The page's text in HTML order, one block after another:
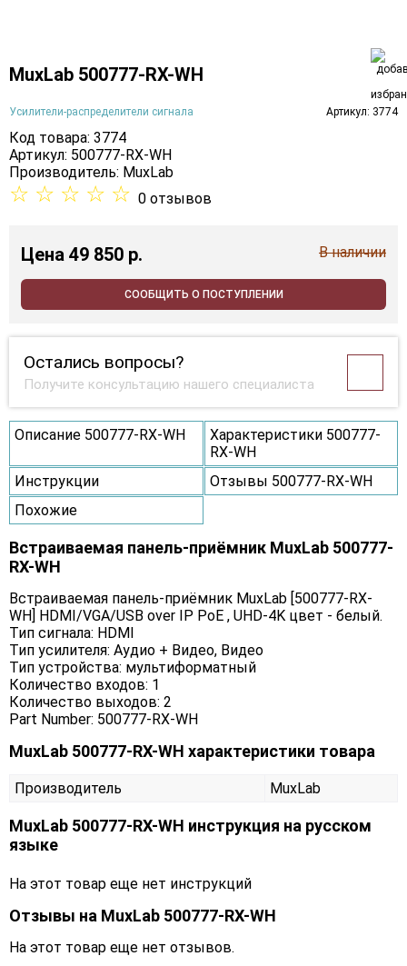
MuxLab 500777-RX-WH
Усилители-распределители сигнала Артикул: 3774
Код товара: 3774
Артикул: 500777-RX-WH
Производитель: MuxLab
☆ ☆ ☆ ☆ ☆ 0 отзывов
Цена 49 850 p. В наличии
СООБЩИТЬ О ПОСТУПЛЕНИИ
Остались вопросы?
Получите консультацию нашего специалиста
Описание 500777-RX-WH
Характеристики 500777-
RX-WH
Инструкции
Отзывы 500777-RX-WH
Похожие
Встраиваемая панель-приёмник MuxLab 500777-
RX-WH
Встраиваемая панель-приёмник MuxLab [500777-RX-
WH] HDMI/VGA/USB over IP PoE , UHD-4K цвет - белый.
Тип сигнала: HDMI
Тип усилителя: Аудио + Видео, Видео
Тип устройства: мультиформатный
Количество входов: 1
Количество выходов: 2
Part Number: 500777-RX-WH
MuxLab 500777-RX-WH характеристики товара
Производитель MuxLab
MuxLab 500777-RX-WH инструкция на русском
языке
На этот товар еще нет инструкций
Отзывы на MuxLab 500777-RX-WH
На этот товар еще нет отзывов.